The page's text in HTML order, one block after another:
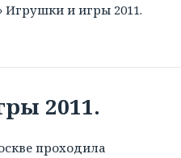
Игрушки и игры 2011.
2011.
проходила